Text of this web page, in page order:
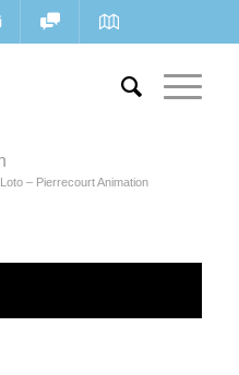
Loto – Pierrecourt Animation